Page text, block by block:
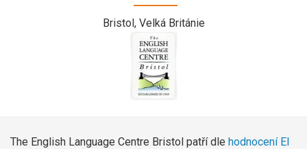
Bristol, Velká Británie
The English Language Centre Bristol patří dle hodnocení El